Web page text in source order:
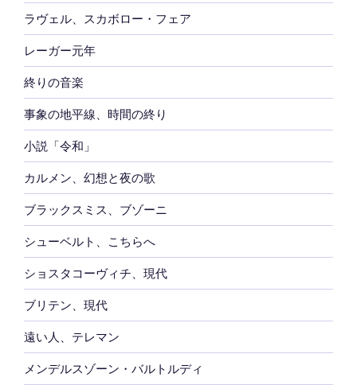
ラヴェル、スカボロー・フェア
レーガー元年
終りの音楽
事象の地平線、時間の終り
小説「令和」
カルメン、幻想と夜の歌
ブラックスミス、ブゾーニ
シューベルト、こちらへ
ショスタコーヴィチ、現代
ブリテン、現代
遠い人、テレマン
メンデルスゾーン・バルトルディ